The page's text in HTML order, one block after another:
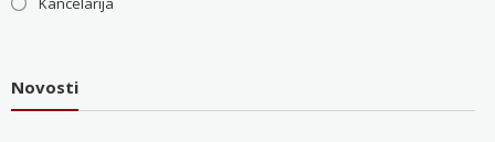
Novosti